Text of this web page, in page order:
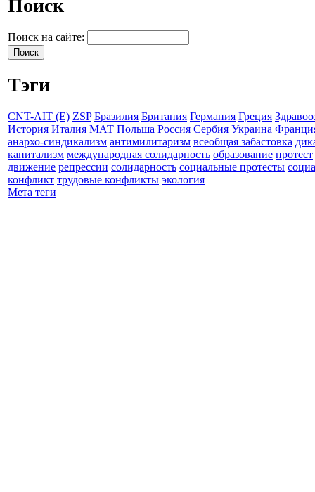
Поиск
Поиск на сайте:
Тэги
CNT-AIT (E) ZSP Бразилия Британия Германия Греция
История Италия МАТ Польша Россия Сербия Украина
анархо-синдикализм антимилитаризм всеобщая забастовка
капитализм международная солидарность образование протест
движение репрессии солидарность социальные протесты
конфликт трудовые конфликты экология
Мета теги